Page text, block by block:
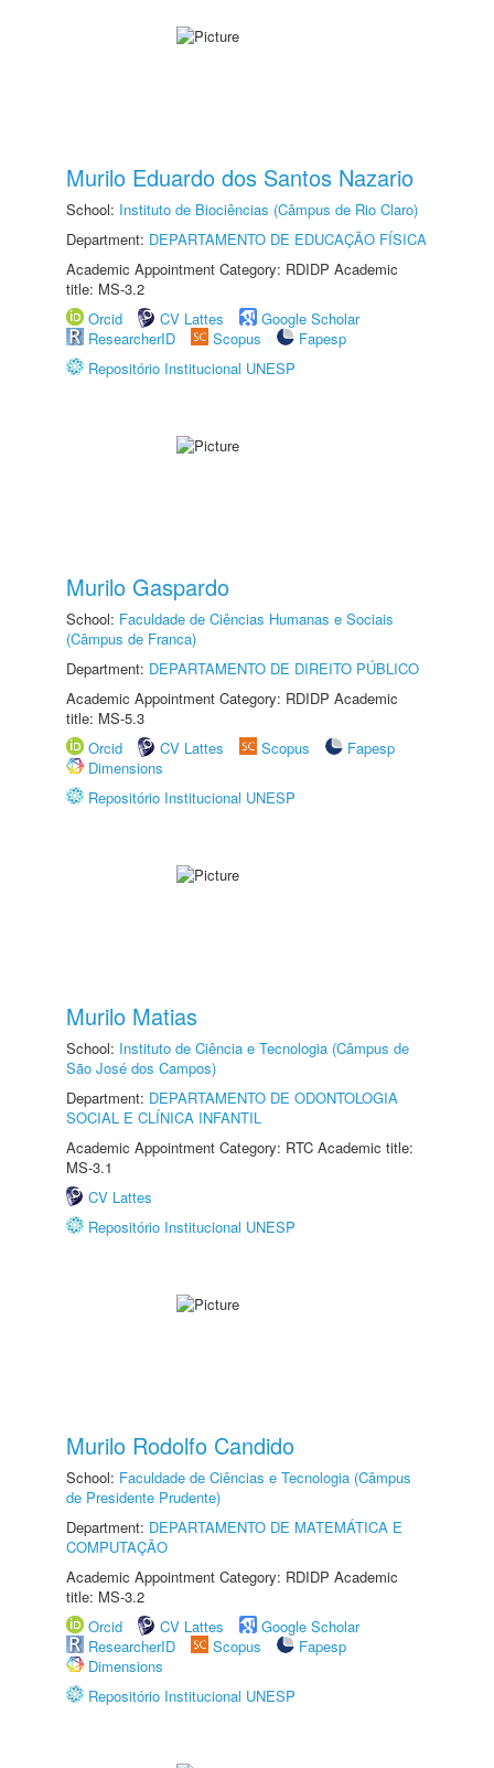
Murilo Eduardo dos Santos Nazario
School: Instituto de Biociências (Câmpus de Rio Claro)
Department: DEPARTAMENTO DE EDUCAÇÃO FÍSICA
Academic Appointment Category: RDIDP Academic
title: MS-3.2
Orcid
CV Lattes
Google Scholar
ResearcherID
Scopus
Fapesp
Repositório Institucional UNESP
Murilo Gaspardo
School: Faculdade de Ciências Humanas e Sociais
(Câmpus de Franca)
Department: DEPARTAMENTO DE DIREITO PÚBLICO
Academic Appointment Category: RDIDP Academic
title: MS-5.3
Orcid
CV Lattes Scopus
Fapesp
Dimensions
Repositório Institucional UNESP
Murilo Matias
School: Instituto de Ciência e Tecnologia (Câmpus de
São José dos Campos)
Department: DEPARTAMENTO DE ODONTOLOGIA
SOCIAL E CLÍNICA INFANTIL
Academic Appointment Category: RTC Academic title:
MS-3.1
CV Lattes
Repositório Institucional UNESP
Murilo Rodolfo Candido
School: Faculdade de Ciências e Tecnologia (Câmpus
de Presidente Prudente)
Department: DEPARTAMENTO DE MATEMÁTICA E
COMPUTAÇÃO
Academic Appointment Category: RDIDP Academic
title: MS-3.2
Orcid
CV Lattes
Google Scholar
ResearcherID
Scopus
Fapesp
Dimensions
Repositório Institucional UNESP